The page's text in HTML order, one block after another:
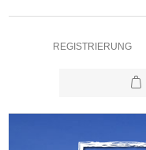
REGISTRIERUNG